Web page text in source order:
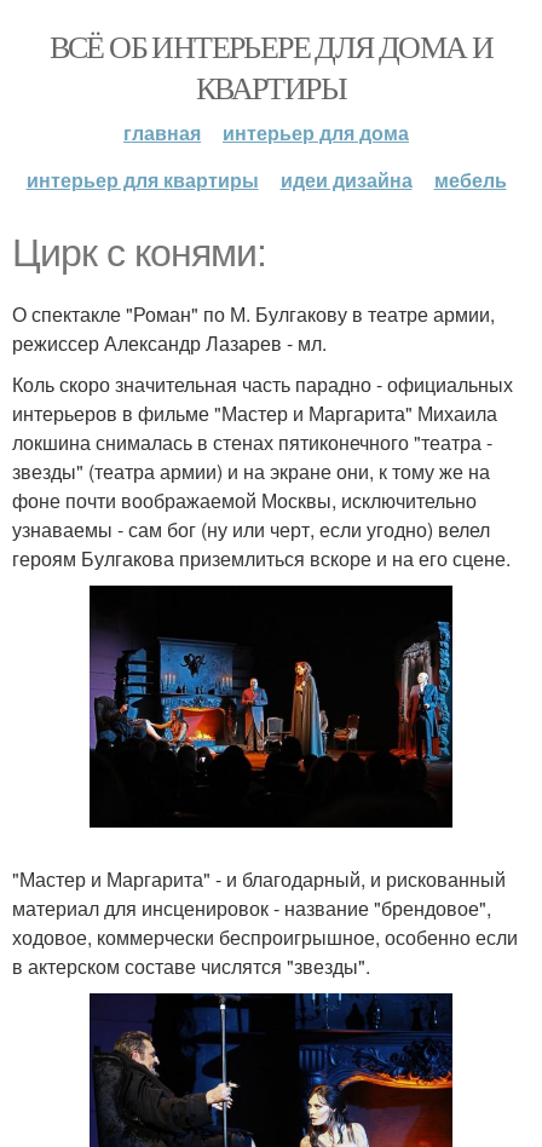
ВСЁ ОБ ИНТЕРЬЕРЕ ДЛЯ ДОМА И
КВАРТИРЫ
главная
интерьер для дома
интерьер для квартиры
идеи дизайна мебель
Цирк с конями:
О спектакле "Роман" по М. Булгакову в театре армии,
режиссер Александр Лазарев - мл.
Коль скоро значительная часть парадно - официальных
интерьеров в фильме "Мастер и Маргарита" Михаила
локшина снималась в стенах пятиконечного "театра -
звезды" (театра армии) и на экране они, к тому же на
фоне почти воображаемой Москвы, исключительно
узнаваемы - сам бог (ну или черт, если угодно) велел
героям Булгакова приземлиться вскоре и на его сцене.
"Мастер и Маргарита" - и благодарный, и рискованный
материал для инсценировок - название "брендовое",
ходовое, коммерчески беспроигрышное, особенно если
в актерском составе числятся "звезды".